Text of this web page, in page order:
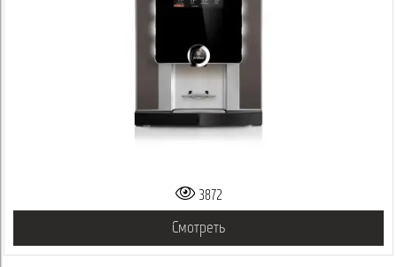
3872
Смотреть